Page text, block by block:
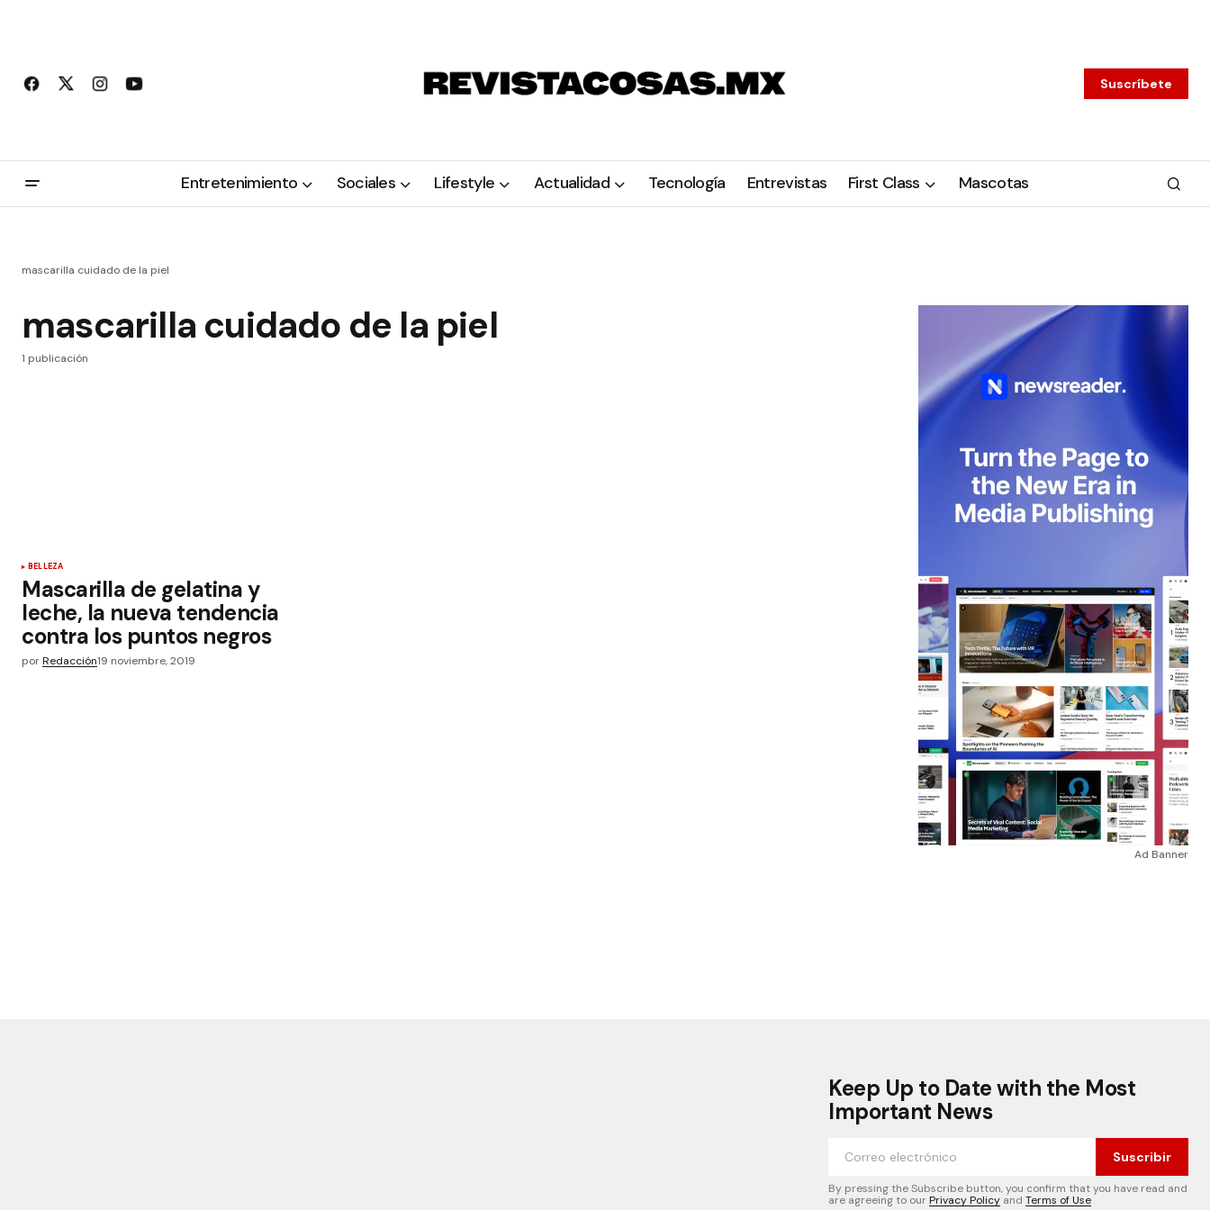
Suscríbete
Entretenimiento Sociales Lifestyle Actualidad Tecnología Entrevistas First Class Mascotas
mascarilla cuidado de la piel
mascarilla cuidado de la piel
1 publicación
BELLEZA
Mascarilla de gelatina y
leche, la nueva tendencia
contra los puntos negros
porRedacción19 noviembre, 2019
Ad Banner
Keep Up to Date with the Most
Important News
Suscribir
By pressing the Subscribe button, you confirm that you have read and
are agreeing to ourPrivacy Policy and Terms of Use